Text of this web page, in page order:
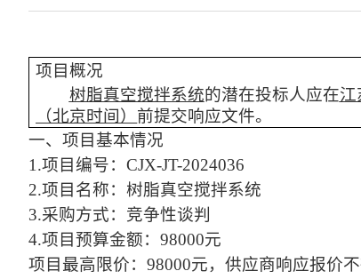
项目概况
树脂真空搅拌系统的潜在投标人应在江
（北京时间） 前提交响应文件。
一、项目基本情况
1.项目编号：CJX-JT-2024036
2.项目名称：树脂真空搅拌系统
3.采购方式：竞争性谈判
4.项目预算金额：98000元
项目最高限价： 98000元，供应商响应报价